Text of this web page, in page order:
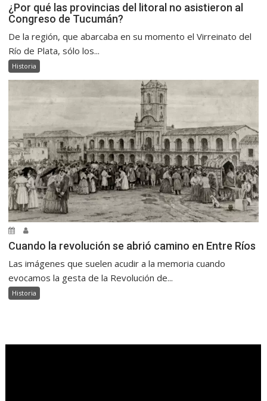
¿Por qué las provincias del litoral no asistieron al
Congreso de Tucumán?
De la región, que abarcaba en su momento el Virreinato del
Río de Plata, sólo los...
Historia
Cuando la revolución se abrió camino en Entre Ríos
Las imágenes que suelen acudir a la memoria cuando
evocamos la gesta de la Revolución de...
Historia